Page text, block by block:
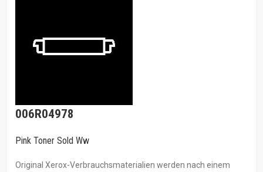
006R04978
Pink Toner Sold Ww
Original Xerox-Verbrauchsmaterialien werden nach einem